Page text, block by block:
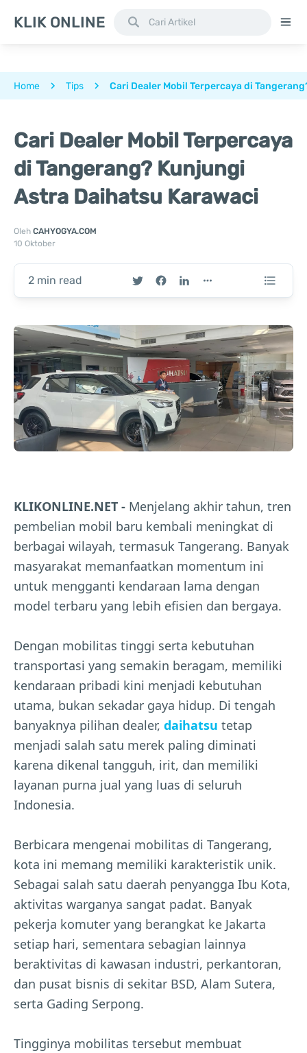
KLIK ONLINE
Home Tips Cari Dealer Mobil Terpercaya di
Cari Dealer Mobil Terpercaya
di Tangerang? Kunjungi
Astra Daihatsu Karawaci
Oleh CAHYOGYA.COM
10 Oktober
2 min read
KLIKONLINE.NET - Menjelang akhir tahun, tren
pembelian mobil baru kembali meningkat di
berbagai wilayah, termasuk Tangerang. Banyak
masyarakat memanfaatkan momentum ini
untuk mengganti kendaraan lama dengan
model terbaru yang lebih efisien dan bergaya.
Dengan mobilitas tinggi serta kebutuhan
transportasi yang semakin beragam, memiliki
kendaraan pribadi kini menjadi kebutuhan
utama, bukan sekadar gaya hidup. Di tengah
banyaknya pilihan dealer, daihatsu tetap
menjadi salah satu merek paling diminati
karena dikenal tangguh, irit, dan memiliki
layanan purna jual yang luas di seluruh
Indonesia.
Berbicara mengenai mobilitas di Tangerang,
kota ini memang memiliki karakteristik unik.
Sebagai salah satu daerah penyangga Ibu Kota,
aktivitas warganya sangat padat. Banyak
pekerja komuter yang berangkat ke Jakarta
setiap hari, sementara sebagian lainnya
beraktivitas di kawasan industri, perkantoran,
dan pusat bisnis di sekitar BSD, Alam Sutera,
serta Gading Serpong.
Tingginya mobilitas tersebut membuat